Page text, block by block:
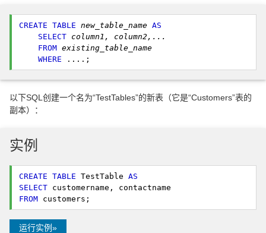
CREATE TABLE new_table_name AS
SELECT column1, column2,...
FROM existing_table_name
WHERE ....;
以下SQL创建一个名为“TestTables”的新表（它是“Customers”表的
副本）：
实例
CREATE TABLE TestTable AS
SELECT
FROM customers;
运行实例»